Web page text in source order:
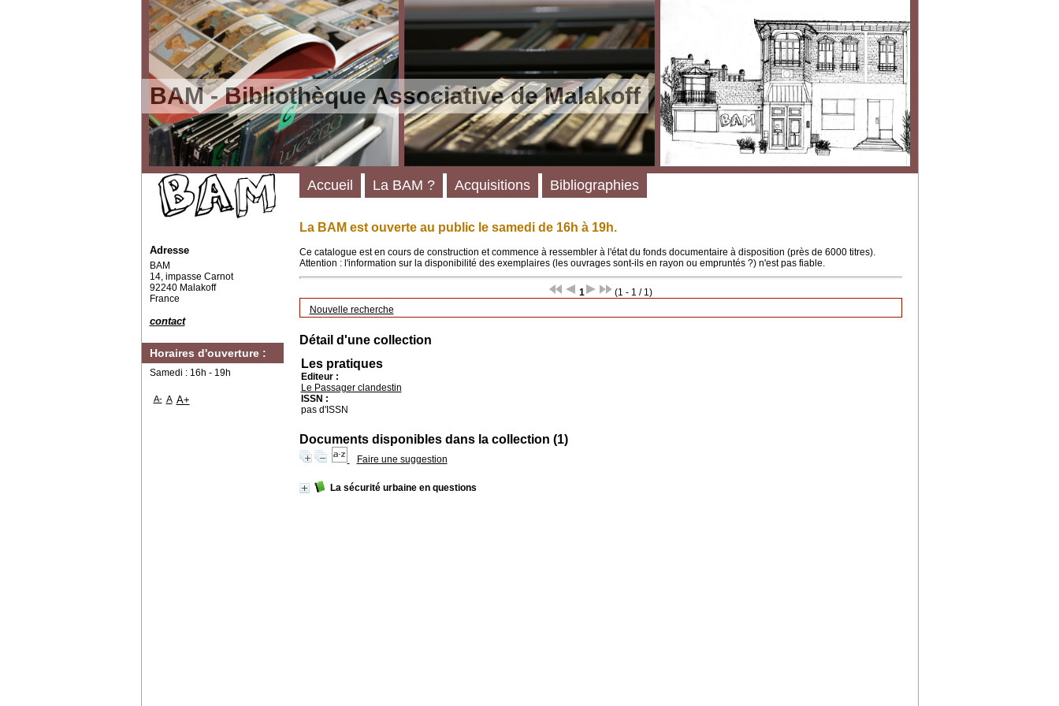
BAM - Bibliothèque Associative de Malakoff
La BAM est ouverte au public le samedi de 16h à 19h.
Ce catalogue est en cours de construction et commence à ressembler à l'état du fonds documentaire à disposition (près de 6000 titres).
Attention : l'information sur la disponibilité des exemplaires (les ouvrages sont-ils en rayon ou empruntés ?) n'est pas fiable.
1
(1 - 1 / 1)
Nouvelle recherche
Détail d'une collection
Les pratiques
Editeur :
Le Passager clandestin
ISSN :
pas d'ISSN
Documents disponibles dans la collection (1)
Faire une suggestion
La sécurité urbaine en questions
Accueil La BAM ? Acquisitions Bibliographies
Adresse
BAM
14, impasse Carnot
92240 Malakoff
France
contact
Horaires d'ouverture :
Samedi : 16h - 19h
A- A A+